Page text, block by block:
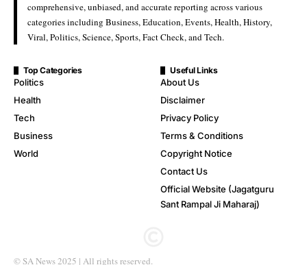
comprehensive, unbiased, and accurate reporting across various
categories including Business, Education, Events, Health, History,
Viral, Politics, Science, Sports, Fact Check, and Tech.
Top Categories
Politics
Health
Tech
Business
World
Useful Links
About Us
Disclaimer
Privacy Policy
Terms & Conditions
Copyright Notice
Contact Us
Official Website (Jagatguru
Sant Rampal Ji Maharaj)
© SA News 2025 | All rights reserved.